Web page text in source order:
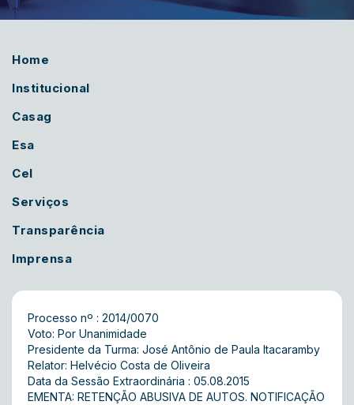
Home
Institucional
Casag
Esa
Cel
Serviços
Transparência
Imprensa
Processo nº : 2014/0070
Voto: Por Unanimidade
Presidente da Turma: José Antônio de Paula Itacaramby
Relator: Helvécio Costa de Oliveira
Data da Sessão Extraordinária : 05.08.2015
EMENTA: RETENÇÃO ABUSIVA DE AUTOS. NOTIFICAÇÃO